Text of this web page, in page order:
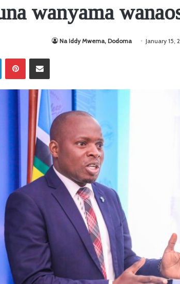
wanyama
Na Iddy Mwema, Dodoma January 15,
LinkedIn